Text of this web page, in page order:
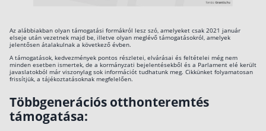
Az alábbiakban olyan támogatási formákról lesz szó, amelyeket csak 2021 január
elseje után vezetnek majd be, illetve olyan meglévő támogatásokról, amelyek
jelentősen átalakulnak a következő évben.
A támogatások, kedvezmények pontos részletei, elvárásai és feltételei még nem
minden esetben ismertek, de a kormányzati bejelentésekből és a Parlament elé került
javaslatokból már viszonylag sok információt tudhatunk meg. Cikkünket folyamatosan
frissítjük, a tájékoztatásoknak megfelelően.
Többgenerációs otthonteremtés
támogatása: